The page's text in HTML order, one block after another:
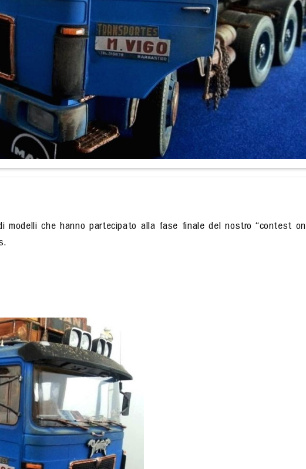
modelli che hanno partecipato alla fase finale del nostro “contest on